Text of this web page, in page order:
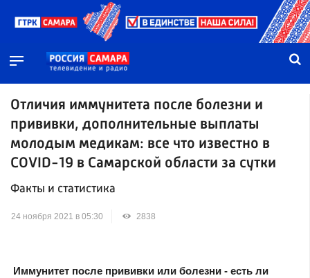
Отличия иммунитета после болезни и
прививки, дополнительные выплаты
молодым медикам: все что известно в
COVID-19 в Самарской области за сутки
Факты и статистика
24 ноября 2021 в 05:30 2838
Иммунитет после прививки или болезни - есть ли